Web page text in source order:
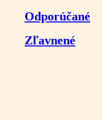
Odporúčané
Zľavnené